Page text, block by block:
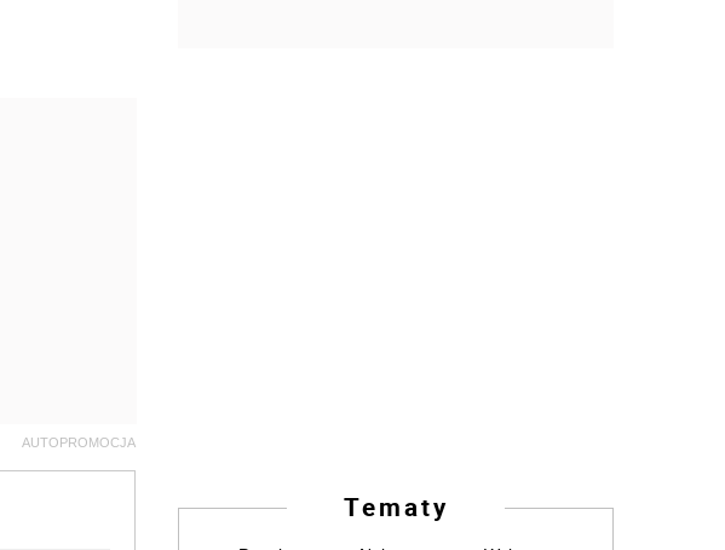
AUTOPROMOCJA
Tematy